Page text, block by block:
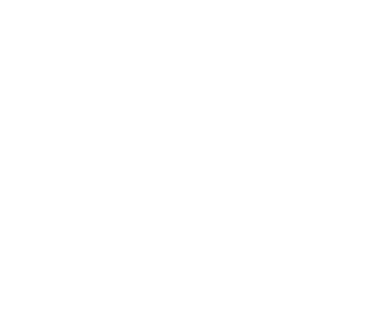
(FSER) gère les aides publiques
conditions :
audiovisuelle et numérique
proximité, c’est-à-dire qu’elles favorisent :
à l’antenne et présentant le caractère de
de leur chiffre d’affaires total.
plusieurs types de subventions du
subvention d’exploitation et la subvention
voie hertzienne qui en font la demande au
sous réserve :